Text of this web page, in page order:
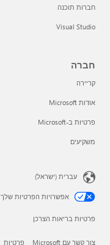
חברות תוכנה
Visual Studio
חברה
קריירה
אודות Microsoft
פרטיות ב-Microsoft
משקיעים
עברית (ישראל)
אפשרויות הפרטיות שלך
פרטיות בריאות הצרכן
צור קשר עם Microsoft פרטיות